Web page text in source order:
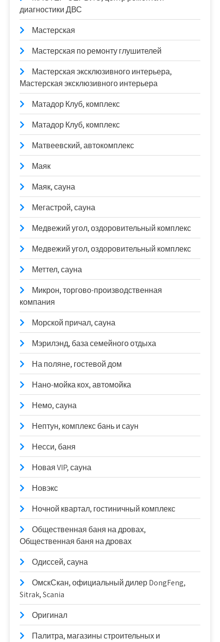
диагностики ДВС
Мастерская
Мастерская по ремонту глушителей
Мастерская эксклюзивного интерьера,
Мастерская эксклюзивного интерьера
Матадор Клуб, комплекс
Матадор Клуб, комплекс
Матвеевский, автокомплекс
Маяк
Маяк, сауна
Мегастрой, сауна
Медвежий угол, оздоровительный комплекс
Медвежий угол, оздоровительный комплекс
Меттел, сауна
Микрон, торгово-производственная
компания
Морской причал, сауна
Мэрилэнд, база семейного отдыха
На поляне, гостевой дом
Нано-мойка кох, автомойка
Немо, сауна
Нептун, комплекс бань и саун
Несси, баня
Новая VIP, сауна
Новэкс
Ночной квартал, гостиничный комплекс
Общественная баня на дровах,
Общественная баня на дровах
Одиссей, сауна
ОмскСкан, официальный дилер DongFeng,
Sitrak, Scania
Оригинал
Палитра, магазины строительных и